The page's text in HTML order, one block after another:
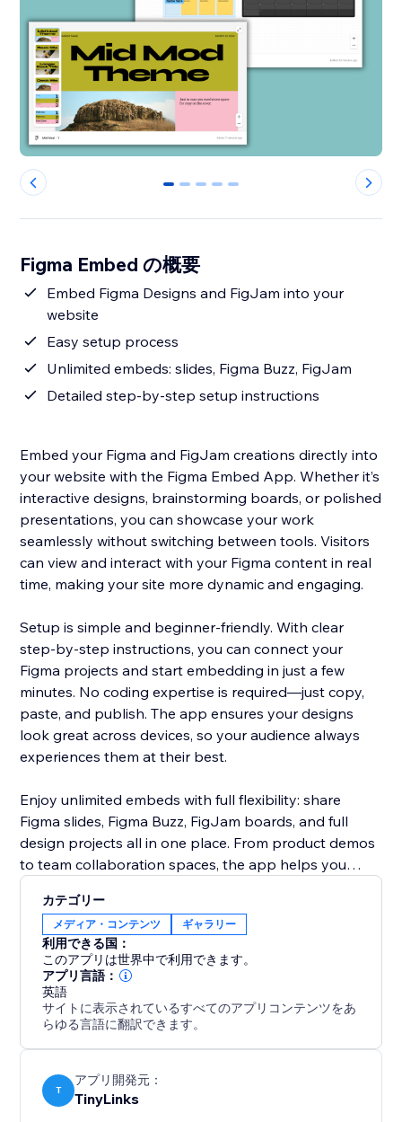
0 1 2 3 4
Figma Embed の概要
Embed Figma Designs and FigJam into your
website
Easy setup process
Unlimited embeds: slides, Figma Buzz, FigJam
Detailed step-by-step setup instructions
Embed your Figma and FigJam creations directly into
your website with the Figma Embed App. Whether it’s
interactive designs, brainstorming boards, or polished
presentations, you can showcase your work
seamlessly without switching between tools. Visitors
can view and interact with your Figma content in real
time, making your site more dynamic and engaging.
Setup is simple and beginner-friendly. With clear
step-by-step instructions, you can connect your
Figma projects and start embedding in just a few
minutes. No coding expertise is required—just copy,
paste, and publish. The app ensures your designs
look great across devices, so your audience always
experiences them at their best.
Enjoy unlimited embeds with full flexibility: share
Figma slides, Figma Buzz, FigJam boards, and full
design projects all in one place. From product demos
to team collaboration spaces, the app helps you
Keep everything interactive, organized, and
accessible, right on your own website.
カテゴリー
メディア・コンテンツ ギャラリー
利用できる国：
このアプリは世界中で利用できます。
アプリ言語：
英語
サイトに表示されているすべてのアプリコンテンツをあ
らゆる言語に翻訳できます。
T
アプリ開発元：
TinyLinks